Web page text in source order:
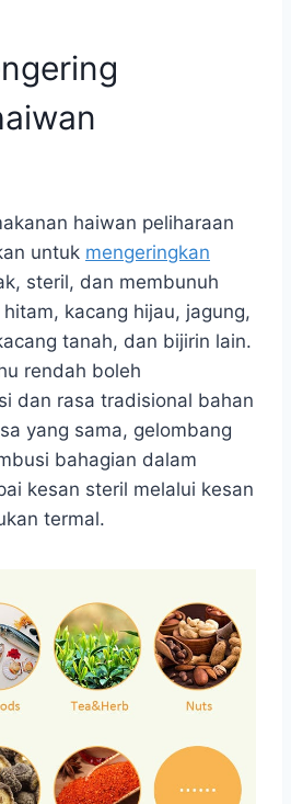
haiwan peliharaan
untuk mengeringkan
steril, dan membunuh
kacang hijau, jagung,
tanah, dan bijirin lain.
rendah boleh
dan rasa tradisional bahan
yang sama, gelombang
bahagian dalam
kesan steril melalui kesan
termal.